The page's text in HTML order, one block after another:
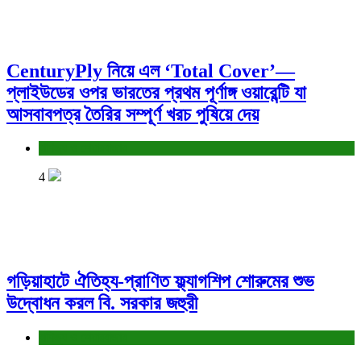
CenturyPly নিয়ে এল ‘Total Cover’—
প্লাইউডের ওপর ভারতের প্রথম পূর্ণাঙ্গ ওয়ারেন্টি যা
আসবাবপত্র তৈরির সম্পূর্ণ খরচ পুষিয়ে দেয়
4
গড়িয়াহাটে ঐতিহ্য-প্রাণিত ফ্ল্যাগশিপ শোরুমের শুভ
উদ্বোধন করল বি. সরকার জহুরী